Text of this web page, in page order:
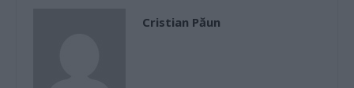
Cristian Păun